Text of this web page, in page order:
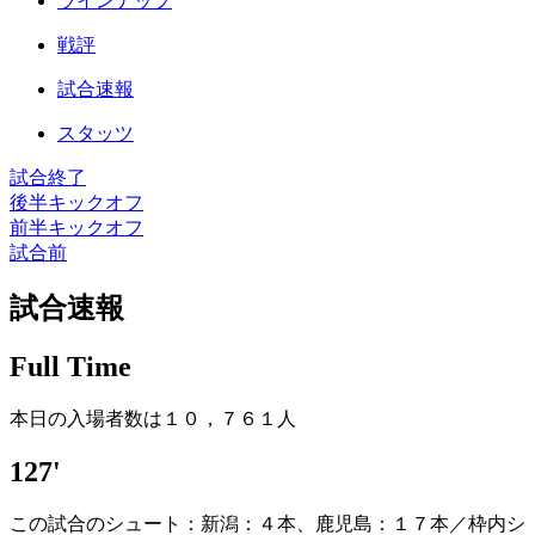
戦評
試合速報
スタッツ
試合終了
後半キックオフ
前半キックオフ
試合前
試合速報
Full Time
本日の入場者数は１０，７６１人
127'
この試合のシュート：新潟：４本、鹿児島：１７本／枠内シ